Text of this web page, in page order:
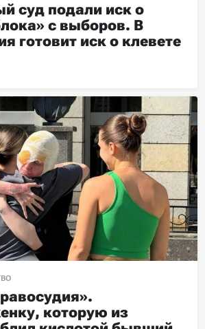
суд подали иск о
с выборов. В
готовит иск о клевете
которую из